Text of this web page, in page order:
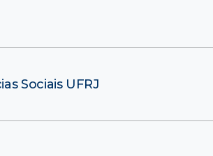
Sociais UFRJ